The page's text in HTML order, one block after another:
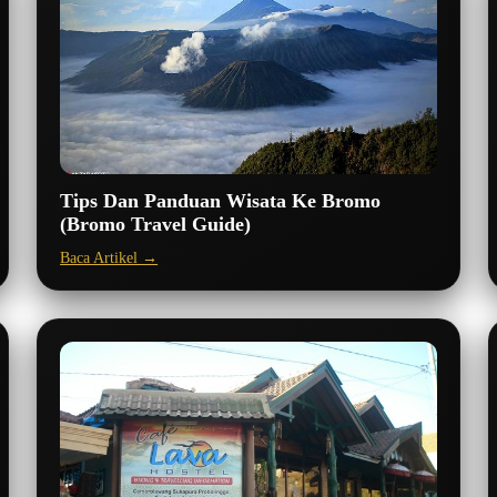
Tips Dan Panduan Wisata Ke Bromo
(Bromo Travel Guide)
Baca Artikel →